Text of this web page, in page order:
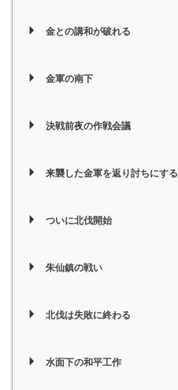
金との講和が破れる
金軍の南下
決戦前夜の作戦会議
来襲した金軍を返り討ちにする
ついに北伐開始
朱仙鎮の戦い
北伐は失敗に終わる
水面下の和平工作